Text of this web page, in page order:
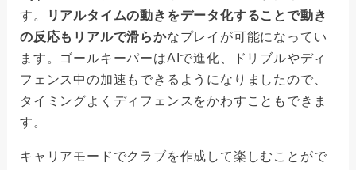
す。
リアルタイムの動きをデータ化することで動き
の反応もリアルで滑らかなプレイが可能になってい
ます。ゴールキーパーはAIで進化、ドリブルやディ
フェンス中の加速もできるようになりましたので、
タイミングよくディフェンスをかわすこともできま
す。
キャリアモードでクラブを作成して楽しむことがで